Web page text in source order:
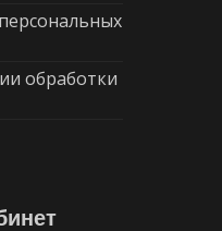
обработки